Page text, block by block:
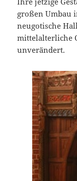
großen Umbau
neugotische
mittelalterliche
unverändert.